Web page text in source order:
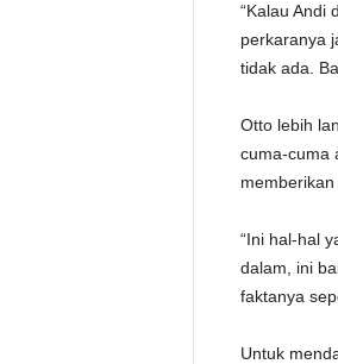
“Kalau Andi
perkaranya
tidak ada.
Otto lebih
cuma-cuma
memberikan
“Ini hal-hal
dalam, ini
faktanya
Untuk